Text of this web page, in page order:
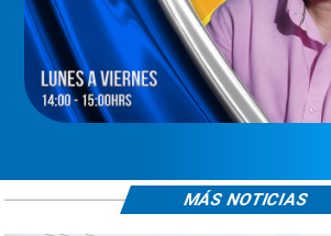
MÁS NOTICIAS